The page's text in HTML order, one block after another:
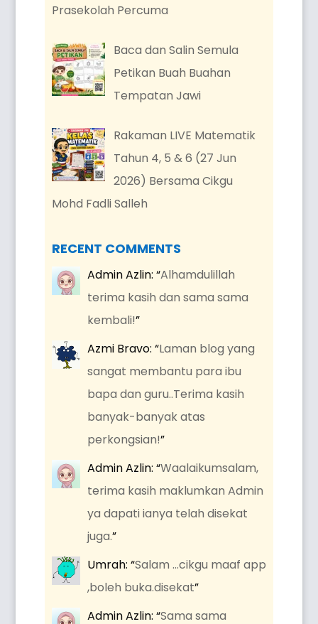
Prasekolah Percuma
Baca dan Salin Semula
Petikan Buah Buahan
Tempatan Jawi
Rakaman LIVE Matematik
Tahun 4, 5 & 6 (27 Jun
2026) Bersama Cikgu
Mohd Fadli Salleh
RECENT COMMENTS
Admin Azlin: “Alhamdulillah
terima kasih dan sama sama
kembali!”
Azmi Bravo: “Laman blog yang
sangat membantu para ibu
bapa dan guru..Terima kasih
banyak-banyak atas
perkongsian!”
Admin Azlin: “Waalaikumsalam,
terima kasih maklumkan Admin
ya dapati ianya telah disekat
juga.”
Umrah: “Salam …cikgu maaf app
,boleh buka.disekat”
Admin Azlin: “Sama sama